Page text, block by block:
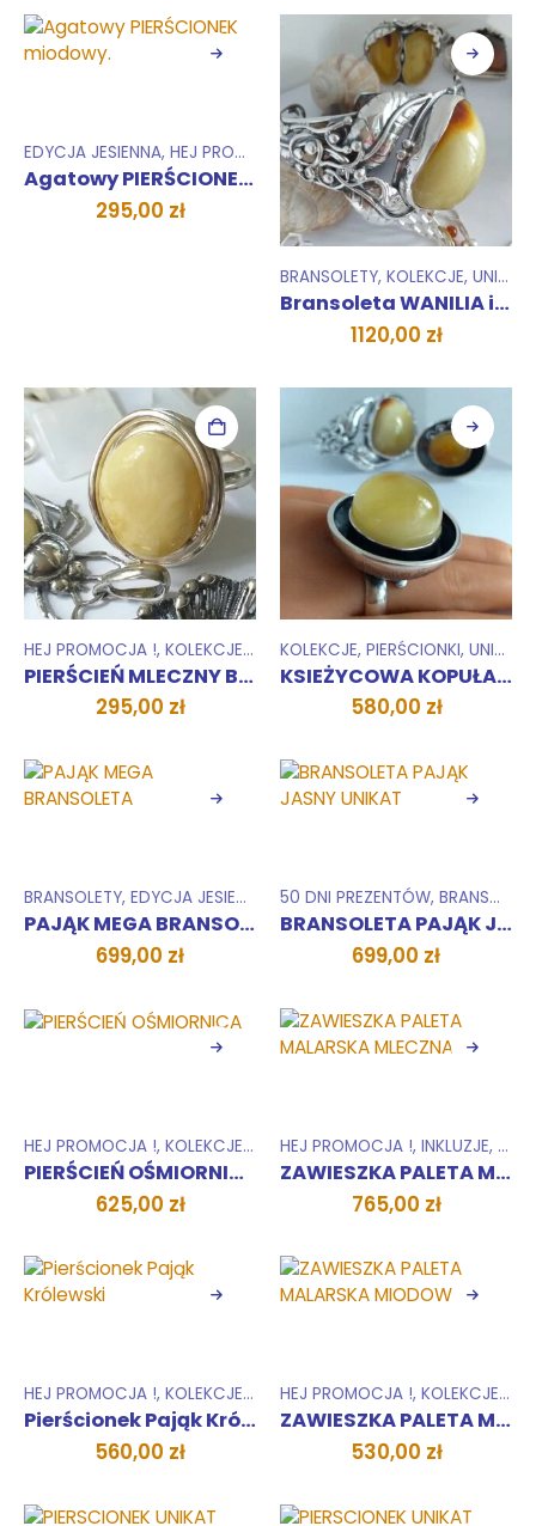
wynosiła:
345,00 zł.
EDYCJA JESIENNA,HEJ PROMOCJA ! ,KOLEKCJE,PIERŚCIONKI
295,00 zł
BRANSOLETY,KOLEKCJE , UNIKATY 1 SZTUKA
1120,00 zł
HEJ PROMOCJA ! ,KOLEKCJE PIERŚCIONKI,UNIKATY 1 SZTUKA
PIERŚCIEŃ MLECZNY BURSZTYN
295,00 zł
KOLEKCJE, PIERŚCIONKI,UNIKATY 1 SZTUKA
KSIEŻYCOWA KOPUŁA pierścień unikat
580,00 zł
BRANSOLETY,EDYCJA JESIENNA HEJ PROMOCJA ! ,KOLEKCJE
699,00 zł
50 DNI PREZENTÓW, BRANSOLETY
699,00 zł
HEJ PROMOCJA !, KOLEKCJE PIERŚCIONKI,UNIKATY 1 SZTUKA,
625,00 zł
HEJ PROMOCJA !,INKLUZJE ,
765,00 zł
HEJ PROMOCJA !,KOLEKCJE PIERŚCIONKI,UNIKATY 1 SZTUKA
560,00 zł
HEJ PROMOCJA !,KOLEKCJE
530,00 zł